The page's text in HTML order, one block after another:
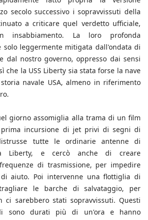
secolo successivo i sopravvissuti della
a criticare quel verdetto ufficiale,
insabbiamento. La loro profonda
solo leggermente mitigata dall'ondata di
dal nostro governo, oppresso dai sensi
che la USS Liberty sia stata forse la nave
navale USA, almeno in riferimento
giorno assomiglia alla trama di un film
prima incursione di jet privi di segni di
tutte le ordinarie antenne di
Liberty, e cercò anche di creare
di trasmissione, per impedire
aiuto. Poi intervenne una flottiglia di
le barche di salvataggio, per
ci sarebbero stati sopravvissuti. Questi
sono durati più di un'ora e hanno